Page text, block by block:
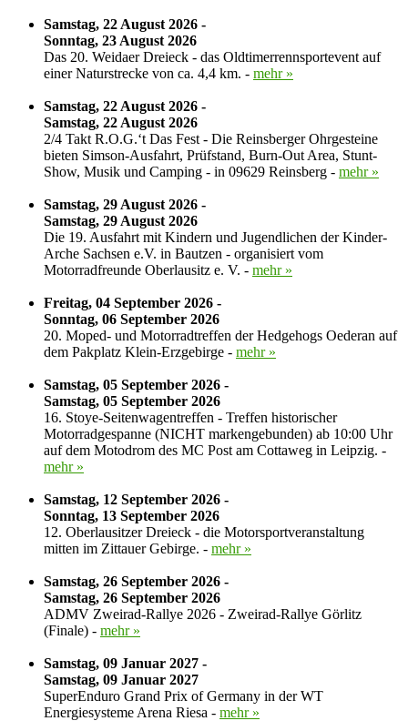
Samstag, 22 August 2026 -
Sonntag, 23 August 2026
Das 20. Weidaer Dreieck - das Oldtimerrennsportevent auf
einer Naturstrecke von ca. 4,4 km. - mehr »
Samstag, 22 August 2026 -
Samstag, 22 August 2026
2/4 Takt R.O.G.‘t Das Fest - Die Reinsberger Ohrgesteine
bieten Simson-Ausfahrt, Prüfstand, Burn-Out Area, Stunt-
Show, Musik und Camping - in 09629 Reinsberg - mehr »
Samstag, 29 August 2026 -
Samstag, 29 August 2026
Die 19. Ausfahrt mit Kindern und Jugendlichen der Kinder-
Arche Sachsen e.V. in Bautzen - organisiert vom
Motorradfreunde Oberlausitz e. V. - mehr »
Freitag, 04 September 2026 -
Sonntag, 06 September 2026
20. Moped- und Motorradtreffen der Hedgehogs Oederan auf
dem Pakplatz Klein-Erzgebirge - mehr »
Samstag, 05 September 2026 -
Samstag, 05 September 2026
16. Stoye-Seitenwagentreffen - Treffen historischer
Motorradgespanne (NICHT markengebunden) ab 10:00 Uhr
auf dem Motodrom des MC Post am Cottaweg in Leipzig. -
mehr »
Samstag, 12 September 2026 -
Sonntag, 13 September 2026
12. Oberlausitzer Dreieck - die Motorsportveranstaltung
mitten im Zittauer Gebirge. - mehr »
Samstag, 26 September 2026 -
Samstag, 26 September 2026
ADMV Zweirad-Rallye 2026 - Zweirad-Rallye Görlitz
(Finale) - mehr »
Samstag, 09 Januar 2027 -
Samstag, 09 Januar 2027
SuperEnduro Grand Prix of Germany in der WT
Energiesysteme Arena Riesa - mehr »